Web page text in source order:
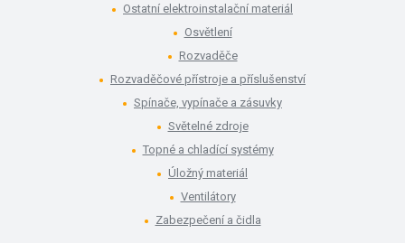
Ostatní elektroinstalační materiál
Osvětlení
Rozvaděče
Rozvaděčové přístroje a příslušenství
Spínače, vypínače a zásuvky
Světelné zdroje
Topné a chladící systémy
Úložný materiál
Ventilátory
Zabezpečení a čidla